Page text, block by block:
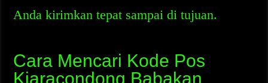
Anda kirimkan tepat sampai di tujuan.
Cara Mencari Kode Pos
Kiaracondong Babakan